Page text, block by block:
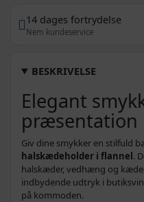
14 dages fortrydelse
Nem kundeservice
BESKRIVELSE
Elegant
præsentation
Giv dine smykker en stilfuld
halskædeholder i flannel.
halskæder, vedhæng og
indbydende udtryk i
på kommoden.